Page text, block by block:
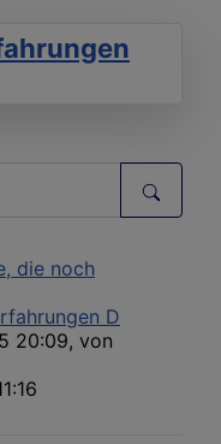
die noch
D
20:09, von